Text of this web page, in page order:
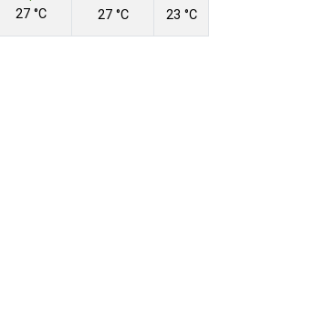
27 °C 27 °C 23 °C